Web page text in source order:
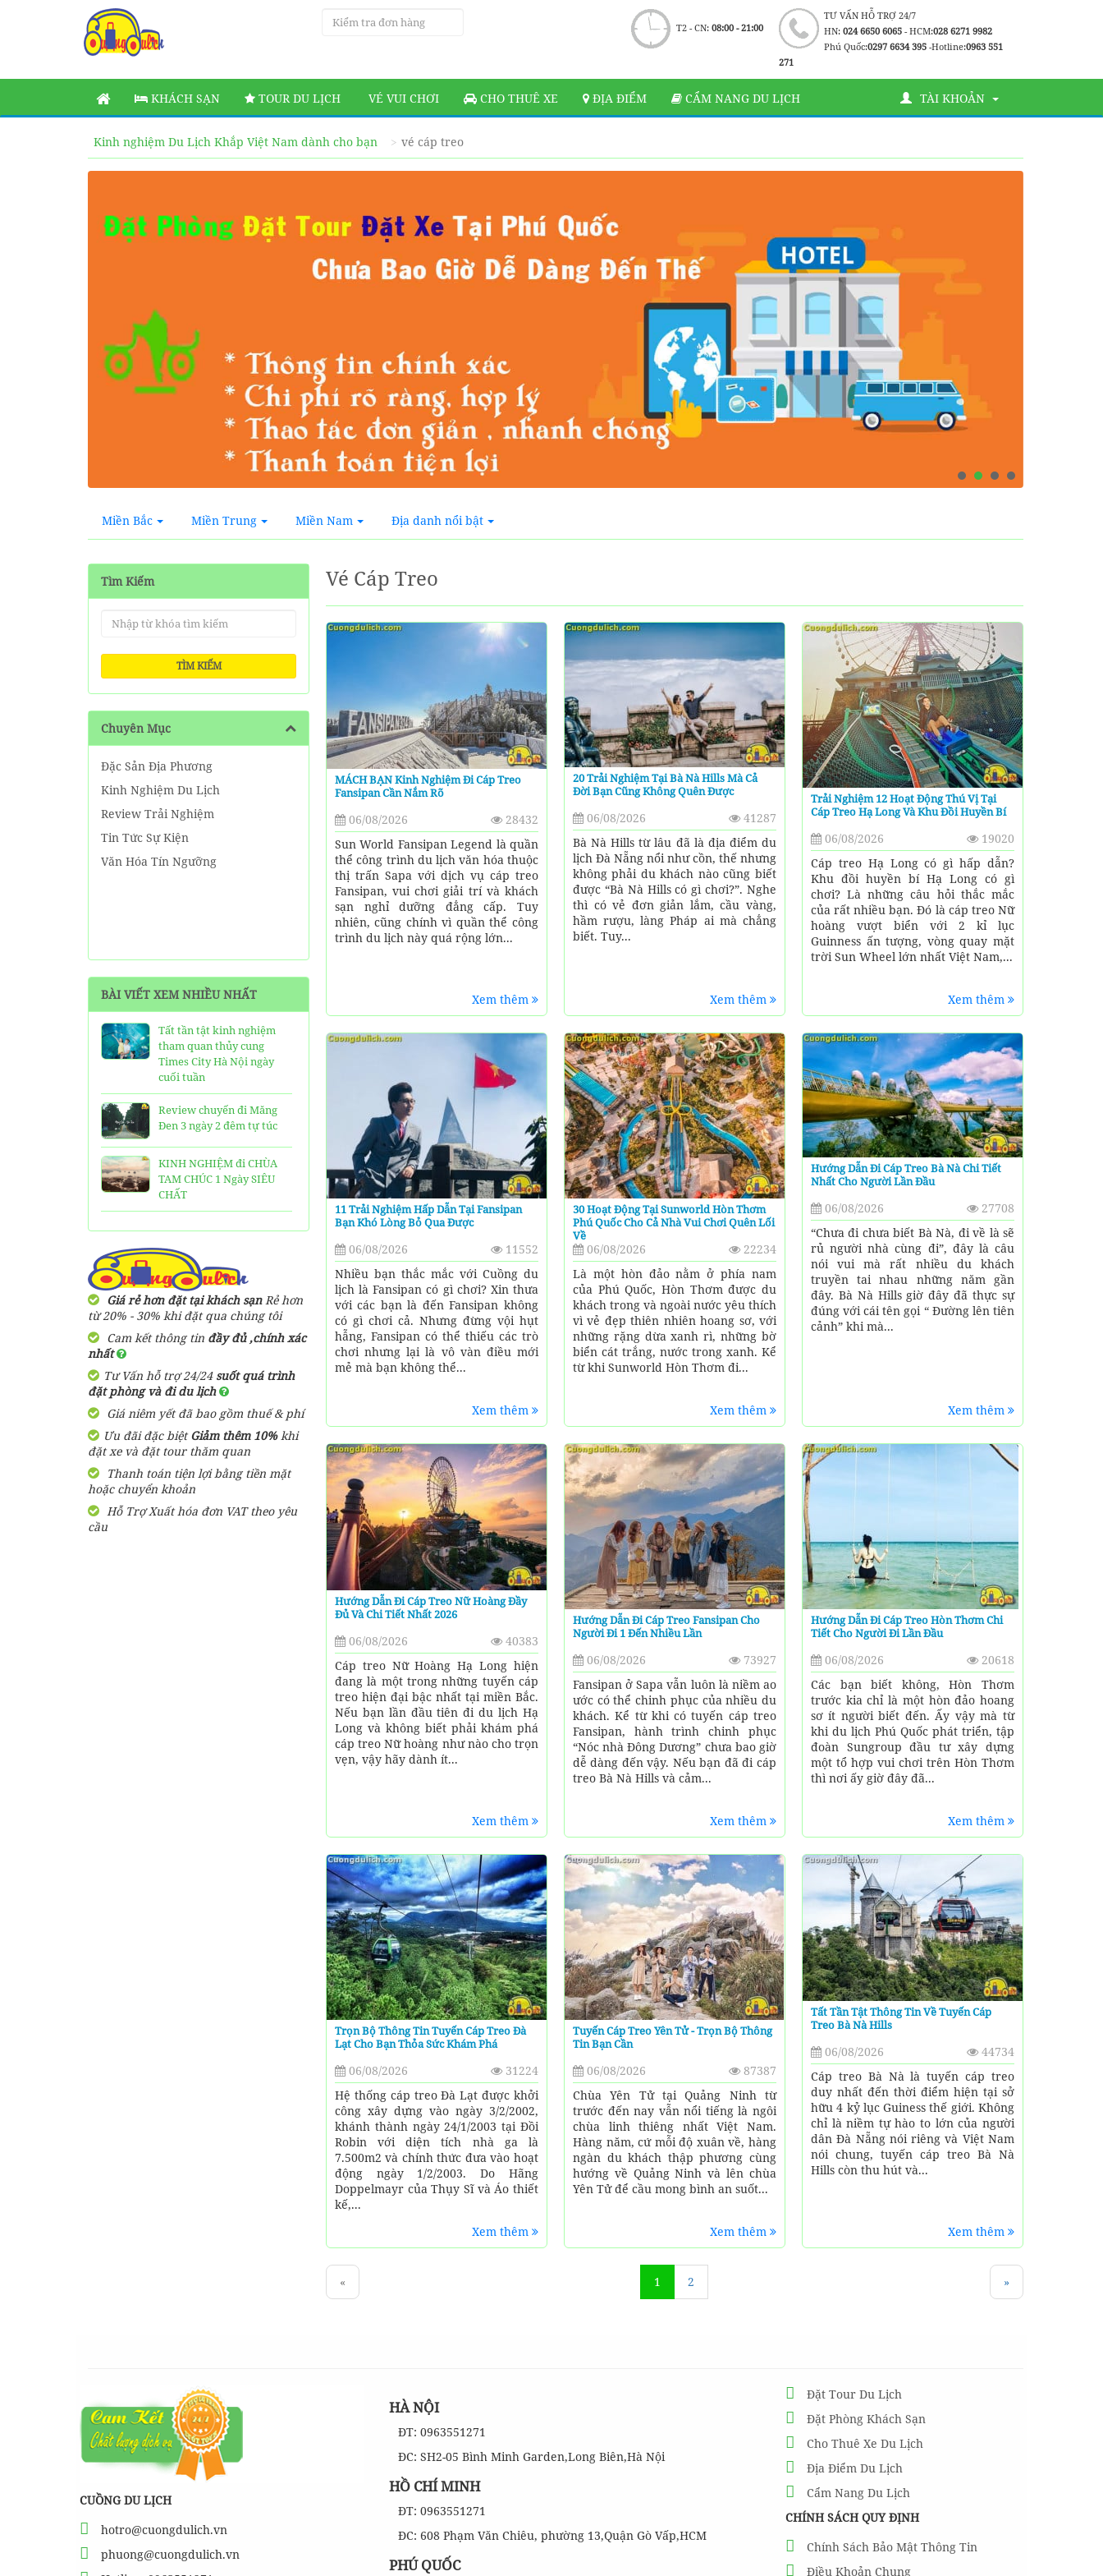
TƯ VẤN HỖ TRỢ 24/7
HN: 024 6650 6065- HCM:028 6271 9982
Phú Quốc:0297 6634 395 -Hotline:0963 551
271
T2 - CN: 08:00 - 21:00
KHÁCH SẠN TOUR DU LỊCH VÉ VUI CHƠI CHO THUÊ XE ĐỊA ĐIỂM CẨM NANG DU LỊCH TÀI KHOẢN
Kinh nghiệm Du Lịch Khắp Việt Nam dành cho bạn vé cáp treo
Miền Bắc Miền Trung Miền Nam Địa danh nổi bật
Tìm Kiếm
TÌM KIẾM
Chuyên Mục
Đặc Sản Địa Phương
Kinh Nghiệm Du Lịch
Review Trải Nghiệm
Tin Tức Sự Kiện
Văn Hóa Tín Ngưỡng
BÀI VIẾT XEM NHIỀU NHẤT
Tất tần tật kinh nghiệm
tham quan thủy cung
Times City Hà Nội ngày
cuối tuần
Review chuyến đi Măng
Đen 3 ngày 2 đêm tự túc
KINH NGHIỆM đi CHÙA
TAM CHÚC 1 Ngày SIÊU
CHẤT
25 Ngôi Chùa ở Sài Gòn
TOP 16 địa điểm du lịch
HẤP DẪN nhất việt nam:
Bạn đã đi được những nơi
cáp treo Núi Bà Đen Tây
Ninh
HƯỚNG DẪN đi du lịch
TAM ĐẢO chi tiết kèm
thông tin liên hệ
SHARE Cẩm nang du lịch
Măng Đen tự túc từ A-Z
Giá rẻ hơn đặt tại khách sạnRẻ hơn
từ 20% - 30% khi đặt qua chúng tôi
Cam kết thông tin đầy đủ ,chính xác
nhất
Tư Vấn hỗ trợ 24/24 suốt quá trình
đặt phòng và đi du lịch
Giá niêm yết đã bao gồm thuế & phí
Ưu đãi đặc biệtGiảm thêm 10%khi
đặt xe và đặt tour thăm quan
Thanh toán tiện lợi bằng tiền mặt
hoặc chuyển khoản
Hỗ Trợ Xuất hóa đơn VAT theo yêu
cầu
Vé Cáp Treo
MÁCH BẠN Kinh Nghiệm Đi Cáp Treo
Fansipan Cần Nắm Rõ
06/08/2026
28432
Sun World Fansipan Legend là quần
thể công trình du lịch văn hóa thuộc
thị trấn Sapa với dịch vụ cáp treo
Fansipan, vui chơi giải trí và khách
sạn nghỉ dưỡng đẳng cấp. Tuy
nhiên, cũng chính vì quần thể công
trình du lịch này quá rộng lớn...
Xem thêm
20 Trải Nghiệm Tại Bà Nà Hills Mà Cả
Đời Bạn Cũng Không Quên Được
06/08/2026
41287
Bà Nà Hills từ lâu đã là địa điểm du
lịch Đà Nẵng nổi như cồn, thế nhưng
không phải du khách nào cũng biết
được “Bà Nà Hills có gì chơi?”. Nghe
thì có vẻ đơn giản lắm, cầu vàng,
hầm rượu, làng Pháp ai mà chẳng
biết. Tuy...
Xem thêm
Trải Nghiệm 12 Hoạt Động Thú Vị Tại
Cáp Treo Hạ Long Và Khu Đồi Huyền Bí
06/08/2026
19020
Cáp treo Hạ Long có gì hấp dẫn?
Khu đồi huyền bí Hạ Long có gì
chơi? Là những câu hỏi thắc mắc
của rất nhiều bạn. Đó là cáp treo Nữ
hoàng vượt biển với 2 kỉ lục
Guinness ấn tượng, vòng quay mặt
trời Sun Wheel lớn nhất Việt Nam,...
Xem thêm
11 Trải Nghiệm Hấp Dẫn Tại Fansipan
Bạn Khó Lòng Bỏ Qua Được
06/08/2026
11552
Nhiều bạn thắc mắc với Cuồng du
lịch là Fansipan có gì chơi? Xin thưa
với các bạn là đến Fansipan không
có gì chơi cả. Nhưng đừng vội hụt
hẫng, Fansipan có thể thiếu các trò
chơi nhưng lại là vô vàn điều mới
mẻ mà bạn không thể...
Xem thêm
30 Hoạt Động Tại Sunworld Hòn Thơm
Phú Quốc Cho Cả Nhà Vui Chơi Quên Lối
Về
06/08/2026
22234
Là một hòn đảo nằm ở phía nam
của Phú Quốc, Hòn Thơm được du
khách trong và ngoài nước yêu thích
vì vẻ đẹp thiên nhiên hoang sơ, với
những rặng dừa xanh rì, những bờ
biển cát trắng, nước trong xanh. Kể
từ khi Sunworld Hòn Thơm đi...
Xem thêm
Hướng Dẫn Đi Cáp Treo Bà Nà Chi Tiết
Nhất Cho Người Lần Đầu
06/08/2026
27708
“Chưa đi chưa biết Bà Nà, đi về là sẽ
rủ người nhà cùng đi”, đây là câu
nói vui mà rất nhiều du khách
truyền tai nhau những năm gần
đây. Bà Nà Hills giờ đây đã thực sự
đúng với cái tên gọi “ Đường lên tiên
cảnh” khi mà...
Xem thêm
Hướng Dẫn Đi Cáp Treo Nữ Hoàng Đầy
Đủ Và Chi Tiết Nhất 2026
06/08/2026
40383
Cáp treo Nữ Hoàng Hạ Long hiện
đang là một trong những tuyến cáp
treo hiện đại bậc nhất tại miền Bắc.
Nếu bạn lần đầu tiên đi du lịch Hạ
Long và không biết phải khám phá
cáp treo Nữ hoàng như nào cho trọn
vẹn, vậy hãy dành ít...
Xem thêm
Hướng Dẫn Đi Cáp Treo Fansipan Cho
Người Đi 1 Đến Nhiều Lần
06/08/2026
73927
Fansipan ở Sapa vẫn luôn là niềm ao
ước có thể chinh phục của nhiều du
khách. Kể từ khi có tuyến cáp treo
Fansipan, hành trình chinh phục
“Nóc nhà Đông Dương” chưa bao giờ
dễ dàng đến vậy. Nếu bạn đã đi cáp
treo Bà Nà Hills và cảm...
Xem thêm
Hướng Dẫn Đi Cáp Treo Hòn Thơm Chi
Tiết Cho Người Đi Lần Đầu
06/08/2026
20618
Các bạn biết không, Hòn Thơm
trước kia chỉ là một hòn đảo hoang
sơ ít người biết đến. Ấy vậy mà từ
khi du lịch Phú Quốc phát triển, tập
đoàn Sungroup đầu tư xây dựng
một tổ hợp vui chơi trên Hòn Thơm
thì nơi ấy giờ đây đã...
Xem thêm
Trọn Bộ Thông Tin Tuyến Cáp Treo Đà
Lạt Cho Bạn Thỏa Sức Khám Phá
06/08/2026
31224
Hệ thống cáp treo Đà Lạt được khởi
công xây dựng vào ngày 3/2/2002,
khánh thành ngày 24/1/2003 tại Đồi
Robin với diện tích nhà ga là
7.500m2 và chính thức đưa vào hoạt
động ngày 1/2/2003. Do Hãng
Doppelmayr của Thụy Sĩ và Áo thiết
kế,...
Xem thêm
Tuyến Cáp Treo Yên Tử - Trọn Bộ Thông
Tin Bạn Cần
06/08/2026
87387
Chùa Yên Tử tại Quảng Ninh từ
trước đến nay vẫn nổi tiếng là ngôi
chùa linh thiêng nhất Việt Nam.
Hàng năm, cứ mỗi độ xuân về, hàng
ngàn du khách thập phương cùng
hướng về Quảng Ninh và lên chùa
Yên Tử để cầu mong bình an suốt...
Xem thêm
Tất Tần Tật Thông Tin Về Tuyến Cáp
Treo Bà Nà Hills
06/08/2026
44734
Cáp treo Bà Nà là tuyến cáp treo
duy nhất đến thời điểm hiện tại sở
hữu 4 kỷ lục Guiness thế giới. Không
chỉ là niềm tự hào to lớn của người
dân Đà Nẵng nói riêng và Việt Nam
nói chung, tuyến cáp treo Bà Nà
Hills còn thu hút và...
Xem thêm
« 1 2 »
CUỒNG DU LỊCH
hotro@cuongdulich.vn
phuong@cuongdulich.vn
HÀ NỘI
ĐT: 0963551271
ĐC: SH2-05 Bình Minh Garden,Long Biên,Hà Nội
HỒ CHÍ MINH
ĐT: 0963551271
ĐC: 608 Phạm Văn Chiêu, phường 13,Quận Gò Vấp,HCM
PHÚ QUỐC
Đặt Tour Du Lịch
Đặt Phòng Khách Sạn
Cho Thuê Xe Du Lịch
Địa Điểm Du Lịch
Cẩm Nang Du Lịch
CHÍNH SÁCH QUY ĐỊNH
Chính Sách Bảo Mật Thông Tin
Điều Khoản Chung